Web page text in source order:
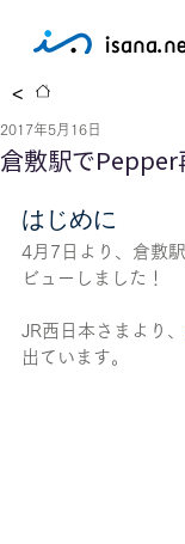
<
倉敷駅でPepper
2017年5月16日
はじめに
4月7日より、倉敷
ビューしました！
JR西日本さまより、
出ています。